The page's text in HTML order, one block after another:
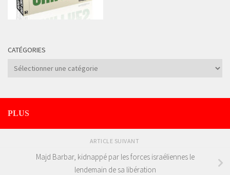
CATÉGORIES
Catégories
PLUS
ARTICLE SUIVANT
Majd Barbar, kidnappé par les forces israéliennes le
lendemain de sa libération